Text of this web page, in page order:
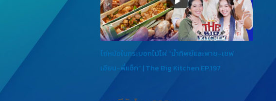
ไก่หม้อในกระบอกไม้ไผ่ “น้ำทิพย์และพาย-เชฟ
เอียน-พี่แซ็ก” | The Big Kitchen EP.197